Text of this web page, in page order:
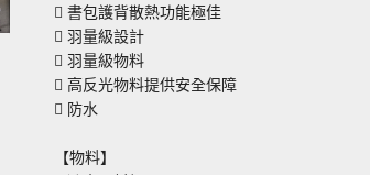
 書包護背散熱功能極佳
 羽量級設計
 羽量級物料
 高反光物料提供安全保障
 防水
【物料】